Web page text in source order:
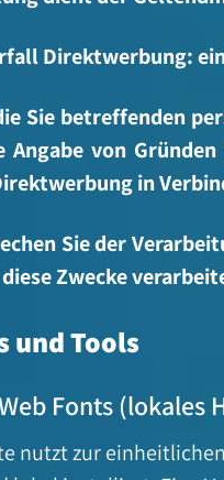
Direktwerbung:
Sie betreffenden
Angabe von
in
Sie der
Zwecke
und Tools
Fonts (lokales
nutzt zur